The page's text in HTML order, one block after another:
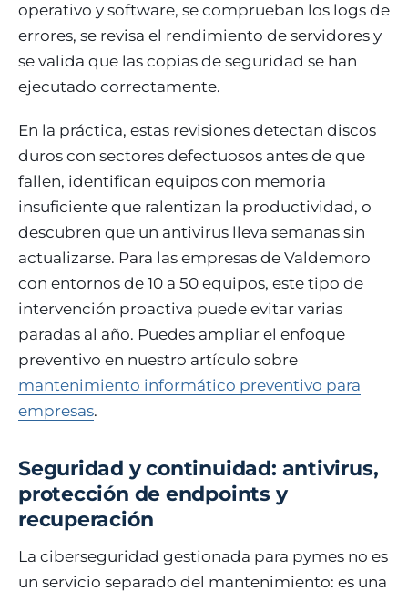
operativo y software, se comprueban los logs de
errores, se revisa el rendimiento de servidores y
se valida que las copias de seguridad se han
ejecutado correctamente.
En la práctica, estas revisiones detectan discos
duros con sectores defectuosos antes de que
fallen, identifican equipos con memoria
insuficiente que ralentizan la productividad, o
descubren que un antivirus lleva semanas sin
actualizarse. Para las empresas de Valdemoro
con entornos de 10 a 50 equipos, este tipo de
intervención proactiva puede evitar varias
paradas al año. Puedes ampliar el enfoque
preventivo en nuestro artículo sobre
mantenimiento informático preventivo para
empresas.
Seguridad y continuidad: antivirus,
protección de endpoints y
recuperación
La ciberseguridad gestionada para pymes no es
un servicio separado del mantenimiento: es una